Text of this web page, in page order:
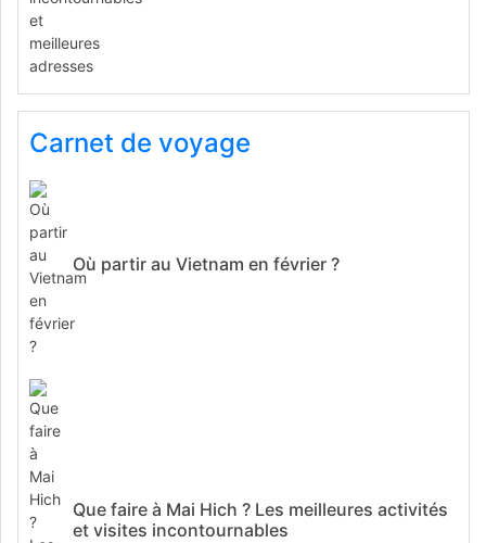
Carnet de voyage
Où partir au Vietnam en février ?
Que faire à Mai Hich ? Les meilleures activités
et visites incontournables